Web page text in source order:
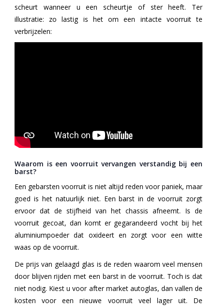
scheurt wanneer u een scheurtje of ster heeft. Ter
illustratie: zo lastig is het om een intacte voorruit te
verbrijzelen:
Waarom is een voorruit vervangen verstandig bij een
barst?
Een gebarsten voorruit is niet altijd reden voor paniek, maar
goed is het natuurlijk niet. Een barst in de voorruit zorgt
ervoor dat de stijfheid van het chassis afneemt. Is de
voorruit gecoat, dan komt er gegarandeerd vocht bij het
aluminiumpoeder dat oxideert en zorgt voor een witte
waas op de voorruit.
De prijs van gelaagd glas is de reden waarom veel mensen
door blijven rijden met een barst in de voorruit. Toch is dat
niet nodig. Kiest u voor after market autoglas, dan vallen de
kosten voor een nieuwe voorruit veel lager uit. De